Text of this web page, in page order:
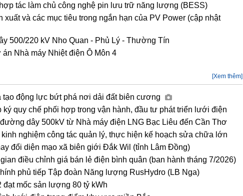
tác làm chủ công nghệ pin lưu trữ năng lượng (BESS)
và các mục tiêu trong ngắn hạn của PV Power (cập nhật
500/220 kV Nho Quan - Phủ Lý - Thường Tín
Nhà máy Nhiệt điện Ô Môn 4
[Xem thêm]
động lực bứt phá nơi dải đất biên cương
ký quy chế phối hợp trong vận hành, đầu tư phát triển lưới điện
dây 500kV từ Nhà máy điện LNG Bạc Liêu đến Cần Thơ
nghiệm công tác quản lý, thực hiện kế hoạch sửa chữa lớn
đổi diện mạo xã biên giới Đắk Wil (tỉnh Lâm Đồng)
điều chỉnh giá bán lẻ điện bình quân (ban hành tháng 7/2026)
phủ tiếp Tập đoàn Năng lượng RusHydro (LB Nga)
đạt mốc sản lượng 80 tỷ kWh